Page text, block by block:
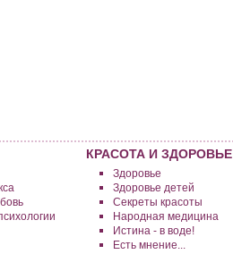
КРАСОТА И ЗДОРОВЬЕ
Здоровье
Здоровье детей
Секреты красоты
Народная медицина
Истина - в воде!
Есть мнение...